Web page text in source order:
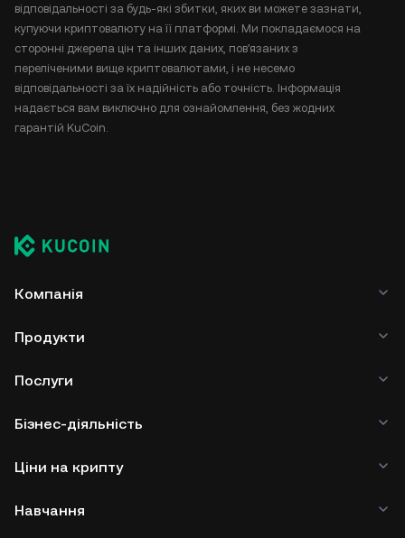
відповідальності за будь-які збитки, яких ви можете зазнати,
купуючи криптовалюту на її платформі. Ми покладаємося на
сторонні джерела цін та інших даних, пов'язаних з
переліченими вище криптовалютами, і не несемо
відповідальності за їх надійність або точність. Інформація
надається вам виключно для ознайомлення, без жодних
гарантій KuCoin.
Компанія
Продукти
Послуги
Бізнес-діяльність
Ціни на крипту
Навчання